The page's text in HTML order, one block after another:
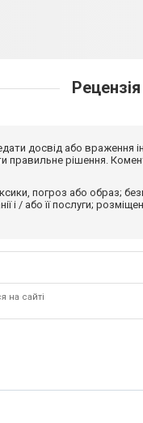
Рецензія
досвід або
рішення.
погроз або образ;
і / або її послуги;
на сайті